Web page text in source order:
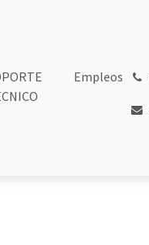
Empleos